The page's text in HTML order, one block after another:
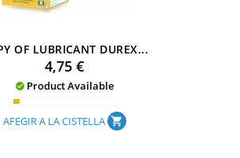
OF LUBRICANT DUREX...
Preu
4,75 €
 Product Available
AFEGIR A LA CISTELLA shopping_cart